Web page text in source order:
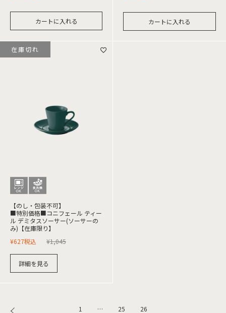
カートに入れる カートに入れる
【のし・包装不可】
■特別価格■コニフェール ティー
ル デミタスソーサー(ソーサーの
み)【在庫限り】
¥1,045
¥627税込
詳細を見る
在庫切れ
1 … 25 26